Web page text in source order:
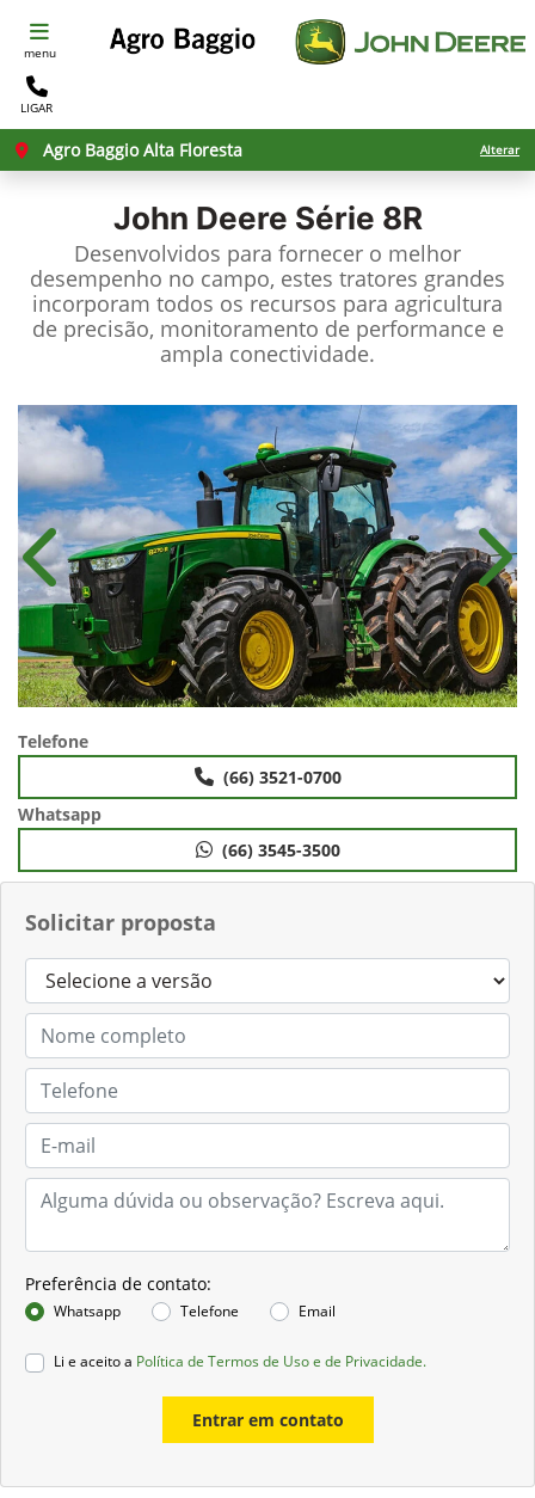
menu
LIGAR
Agro Baggio Alta Floresta Alterar
John Deere Série 8R
Desenvolvidos para fornecer o melhor
desempenho no campo, estes tratores grandes
incorporam todos os recursos para agricultura
de precisão, monitoramento de performance e
ampla conectividade.
Solicitar proposta
Preferência de contato:
Whatsapp Telefone Email
Li e aceito a Política de Termos de Uso e de Privacidade.
Entrar em contato
Anterior
Telefone
(66) 3521-0700
Whatsapp
(66) 3545-3500